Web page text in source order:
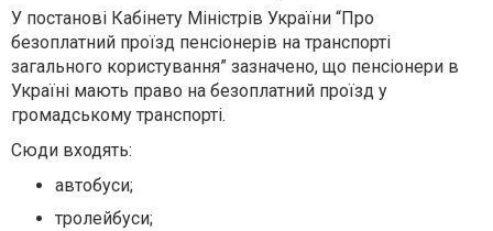
У постанові Кабінету Міністрів України “Про
безоплатний проїзд пенсіонерів на транспорті
загального користування” зазначено, що пенсіонери в
Україні мають право на безоплатний проїзд у
громадському транспорті.
Сюди входять:
автобуси;
тролейбуси;